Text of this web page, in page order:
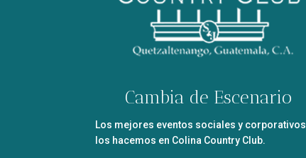
Cambia de Escenario
Los mejores eventos sociales y corporativos
los hacemos en Colina Country Club.